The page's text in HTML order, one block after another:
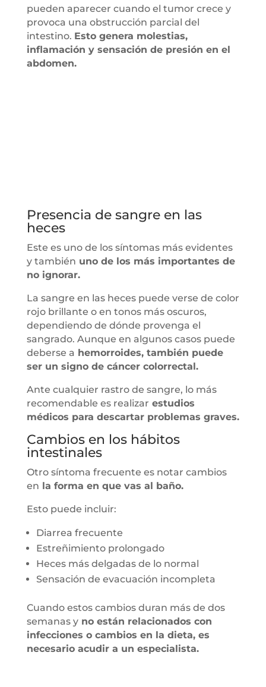
pueden aparecer cuando el tumor crece y
provoca una obstrucción parcial del
intestino. Esto genera molestias,
inflamación y sensación de presión en el
abdomen.
Presencia de sangre en las
heces
Este es uno de los síntomas más evidentes
y también uno de los más importantes de
no ignorar.
La sangre en las heces puede verse de color
rojo brillante o en tonos más oscuros,
dependiendo de dónde provenga el
sangrado. Aunque en algunos casos puede
deberse a hemorroides, también puede
ser un signo de cáncer colorrectal.
Ante cualquier rastro de sangre, lo más
recomendable es realizar estudios
médicos para descartar problemas graves.
Cambios en los hábitos
intestinales
Otro síntoma frecuente es notar cambios
en la forma en que vas al baño.
Esto puede incluir:
Diarrea frecuente
Estreñimiento prolongado
Heces más delgadas de lo normal
Sensación de evacuación incompleta
Cuando estos cambios duran más de dos
semanas yno están relacionados con
infecciones o cambios en la dieta, es
necesario acudir a un especialista.